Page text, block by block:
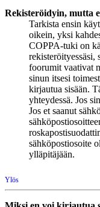
Rekisteröidyin, mutta
Tarkista ensin
oikein, yksi
COPPA-tuki on
rekisteröityessäsi,
foorumit vaativat
sinun itsesi
kirjautua sisään.
yhteydessä. Jos
Jos et saanut
sähköpostiosoite
ylläpitäjään.
Ylös